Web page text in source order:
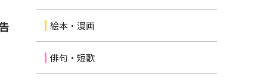
絵本・漫画
俳句・短歌